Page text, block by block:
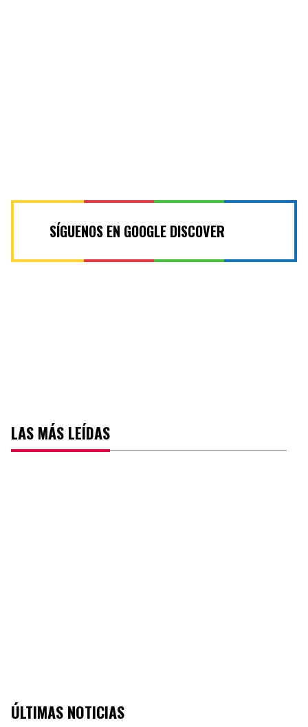
SÍGUENOS EN GOOGLE DISCOVER
LAS MÁS LEÍDAS
ÚLTIMAS NOTICIAS